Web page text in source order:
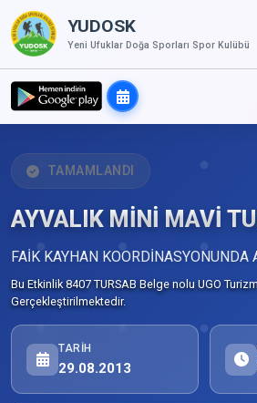
YUDOSK
Yeni Ufuklar Doğa Sporları Spor Kulübü
TAMAMLANDI
AYVALIK MİNİ MAVİ
FAİK KAYHAN KOORDİNASYONUNDA
Bu Etkinlik 8407 TURSAB Belge nolu UGO
Gerçekleştirilmektedir.
TARIH
29.08.2013